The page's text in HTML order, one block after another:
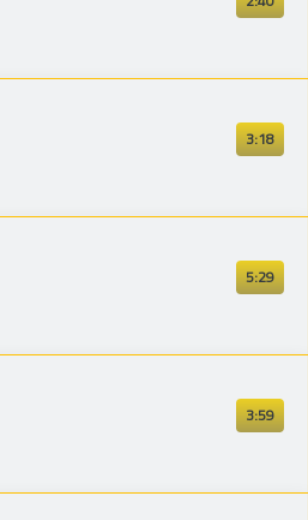
3:18
5:29
3:59